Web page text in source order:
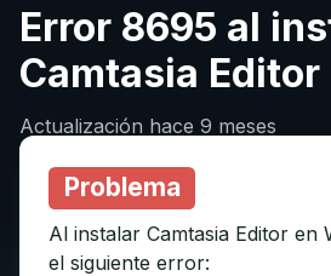
Error 8695 al
Camtasia Editor
Actualización hace 9 meses
Problema
Al instalar Camtasia Editor en
el siguiente error: